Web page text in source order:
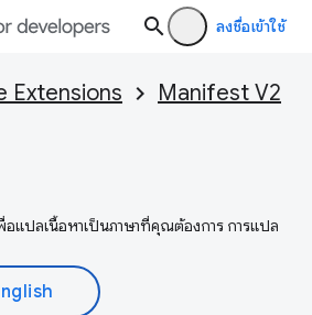
ลงชื่อเข้าใช้
Extensions
Manifest V2
อแปลเนื้อหาเป็นภาษาที่คุณต้องการ การแปล